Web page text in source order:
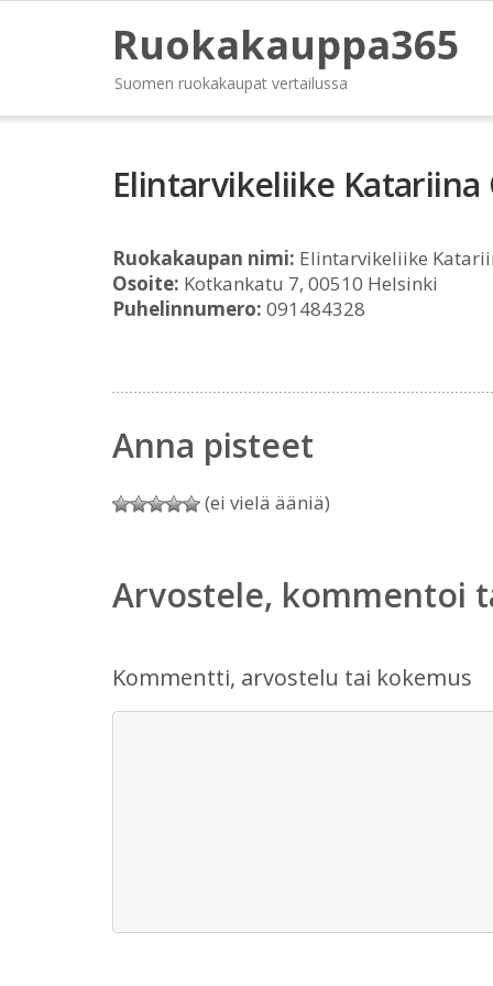
Ruokakauppa365
Suomen ruokakaupat vertailussa
Elintarvikeliike Katariina
Ruokakaupan nimi: Elintarvikeliike
Osoite: Kotkankatu 7, 00510 Helsinki
Puhelinnumero: 091484328
Anna pisteet
(ei vielä ääniä)
Arvostele, kommentoi
Kommentti, arvostelu tai kokemus